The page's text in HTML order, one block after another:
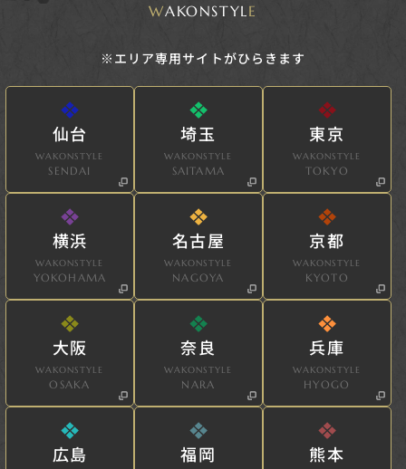
WAKONSTYL E
※エリア専用サイトがひらきます
仙台
WAKONSTYLE
SENDAI
埼玉
WAKONSTYLE
SAITAMA
東京
WAKONSTYLE
TOKYO
横浜
WAKONSTYLE
YOKOHAMA
名古屋
WAKONSTYLE
NAGOYA
京都
WAKONSTYLE
KYOTO
大阪
WAKONSTYLE
OSAKA
奈良
WAKONSTYLE
NARA
兵庫
WAKONSTYLE
HYOGO
広島 福岡 熊本